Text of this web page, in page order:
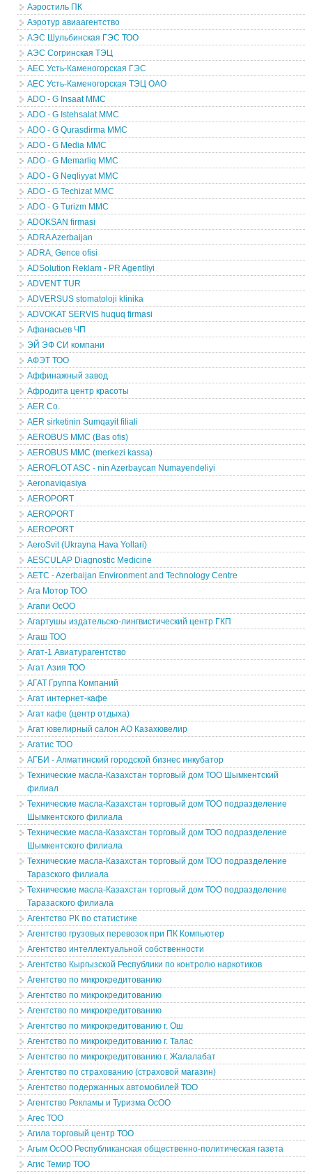
Аэростиль ПК
Аэротур авиаагентство
АЭС Шульбинская ГЭС ТОО
АЭС Согринская ТЭЦ
АЕС Усть-Каменогорская ГЭС
АЕС Усть-Каменогорская ТЭЦ ОАО
ADO - G Insaat MMC
ADO - G Istehsalat MMC
ADO - G Qurasdirma MMC
ADO - G Media MMC
ADO - G Memarliq MMC
ADO - G Neqliyyat MMC
ADO - G Techizat MMC
ADO - G Turizm MMC
ADOKSAN firmasi
ADRA Azerbaijan
ADRA, Gence ofisi
ADSolution Reklam - PR Agentliyi
ADVENT TUR
ADVERSUS stomatoloji klinika
ADVOKAT SERVIS huquq firmasi
Афанасьев ЧП
ЭЙ ЭФ СИ компани
АФЭТ ТОО
Аффинажный завод
Афродита центр красоты
AER Co.
AER sirketinin Sumqayit filiali
AEROBUS MMC (Bas ofis)
AEROBUS MMC (merkezi kassa)
AEROFLOT ASC - nin Azerbaycan Numayendeliyi
Aeronaviqasiya
AEROPORT
AEROPORT
AEROPORT
AeroSvit (Ukrayna Hava Yollari)
AESCULAP Diagnostic Medicine
AETC - Azerbaijan Environment and Technology Centre
Ага Мотор ТОО
Агапи ОсОО
Агартушы издательско-лингвистический центр ГКП
Агаш ТОО
Агат-1 Авиатурагентство
Агат Азия ТОО
АГАТ Группа Компаний
Агат интернет-кафе
Агат кафе (центр отдыха)
Агат ювелирный салон АО Казахювелир
Агатис ТОО
АГБИ - Алматинский городской бизнес инкубатор
Технические масла-Казахстан торговый дом ТОО Шымкентский
филиал
Технические масла-Казахстан торговый дом ТОО подразделение
Шымкентского филиала
Технические масла-Казахстан торговый дом ТОО подразделение
Шымкентского филиала
Технические масла-Казахстан торговый дом ТОО подразделение
Таразского филиала
Технические масла-Казахстан торговый дом ТОО подразделение
Таразаского филиала
Агентство РК по статистике
Агентство грузовых перевозок при ПК Компьютер
Агентство интеллектуальной собственности
Агентство Кыргызской Республики по контролю наркотиков
Агентство по микрокредитованию
Агентство по микрокредитованию
Агентство по микрокредитованию
Агентство по микрокредитованию г. Ош
Агентство по микрокредитованию г. Талас
Агентство по микрокредитованию г. Жалалабат
Агентство по страхованию (страховой магазин)
Агентство подержанных автомобилей ТОО
Агентство Рекламы и Туризма ОсОО
Агес ТОО
Агила торговый центр ТОО
Агым ОсОО Республиканская общественно-политическая газета
Агис Темир ТОО